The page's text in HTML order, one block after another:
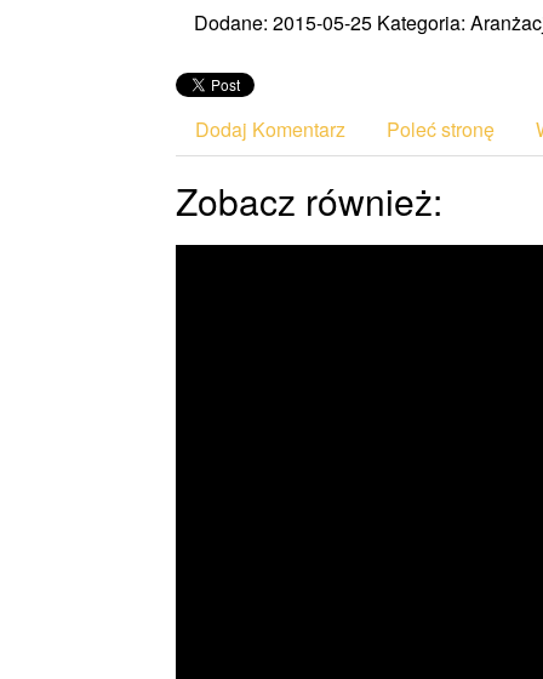
Dodane: 2015-05-25 Kategoria:
Dodaj Komentarz Poleć stronę
Zobacz również: